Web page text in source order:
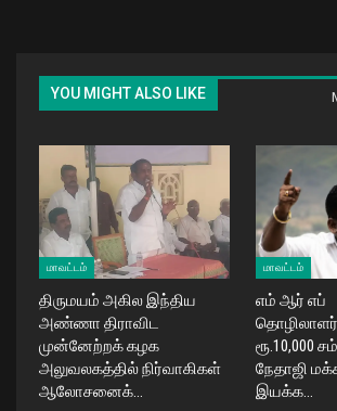
YOU MIGHT ALSO LIKE
மாவட்டம்
திருமயம் அகில இந்திய
அண்ணா திராவிட
முன்னேற்றக் கழக
அலுவலகத்தில் நிர்வாகிகள்
ஆலோசனைக்…
மாவட்டம்
எம் ஆர் எப்
ரூ.10,000
நேதாஜி
இயக்க…